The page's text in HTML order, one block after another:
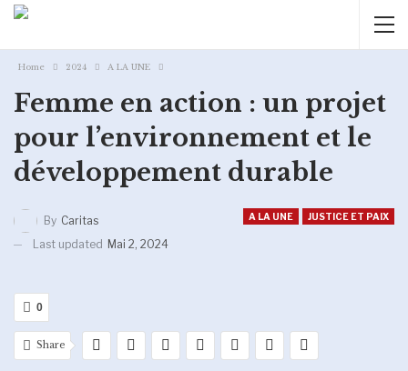
Home 2024 A LA UNE
Femme en action : un projet
pour l’environnement et le
développement durable
A LA UNE JUSTICE ET PAIX
By Caritas
Last updated Mai 2, 2024
0
Share